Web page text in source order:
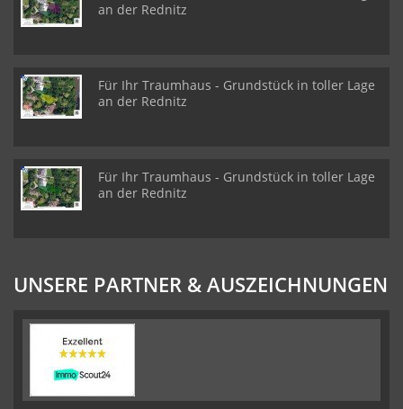
an der Rednitz
Für Ihr Traumhaus - Grundstück in toller Lage
an der Rednitz
Für Ihr Traumhaus - Grundstück in toller Lage
an der Rednitz
UNSERE PARTNER & AUSZEICHNUNGEN